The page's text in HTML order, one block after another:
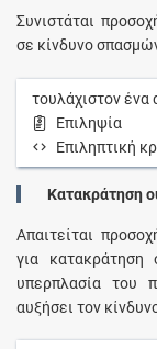
Συνιστάται
σε κίνδυνο
τουλάχιστον ένα
Επιληψία
Επιληπτική
Κατακράτηση
Απαιτείται
για
υπερπλασία του
αυξήσει τον